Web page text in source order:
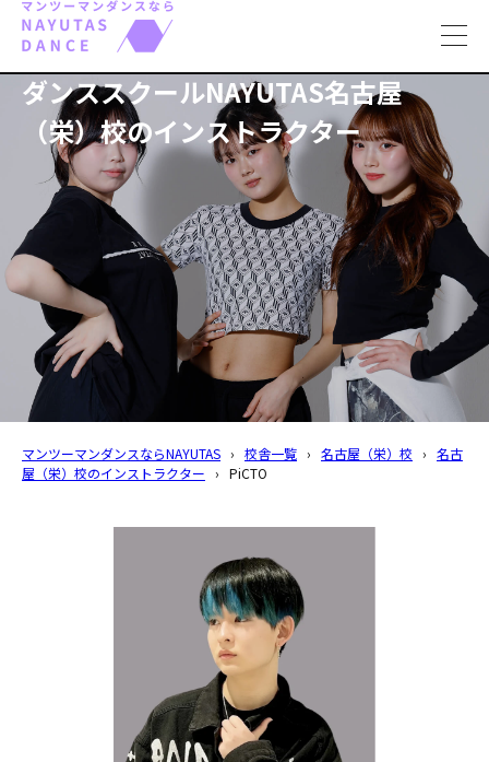
ダンススクールNAYUTAS名古屋
（栄）校のインストラクター
マンツーマンダンスならNAYUTAS › 校舎一覧 › 名古屋（栄）校 › 名古
屋（栄）校のインストラクター › PiCTO